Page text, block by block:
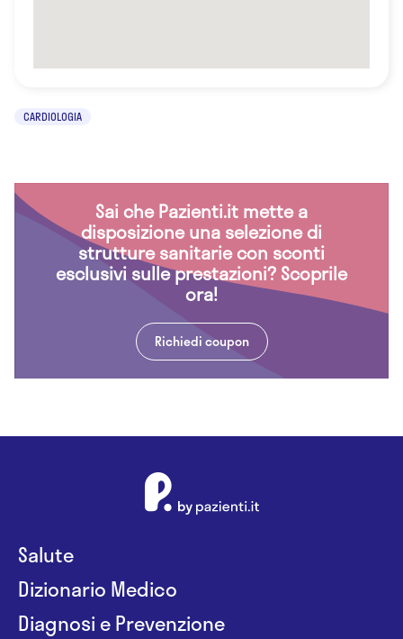
CARDIOLOGIA
Sai che Pazienti.it mette a
disposizione una selezione di
strutture sanitarie con sconti
esclusivi sulle prestazioni? Scoprile
ora!
Richiedi coupon
Salute
Dizionario Medico
Diagnosi e Prevenzione